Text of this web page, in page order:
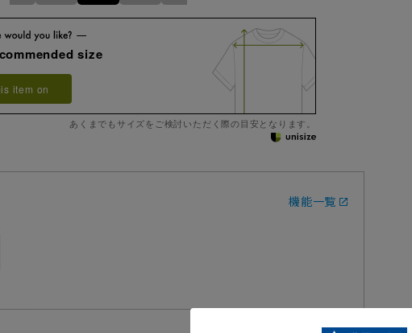
size
item on
あくまでもサイズをご検討いただく際の目安となります。
機能一覧